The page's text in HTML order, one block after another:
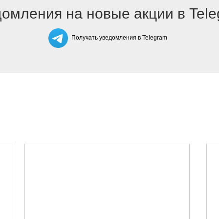
на новые акции в
Получать уведомления в Telegram